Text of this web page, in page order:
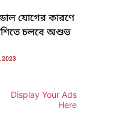
যোগের কারণে
চলবে অশুভ
2023
Display Your Ads
Here